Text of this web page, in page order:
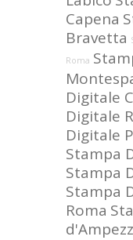
Capena
Bravetta
Roma
Digitale
Digitale
Digitale
Stampa
Stampa
Stampa
Roma